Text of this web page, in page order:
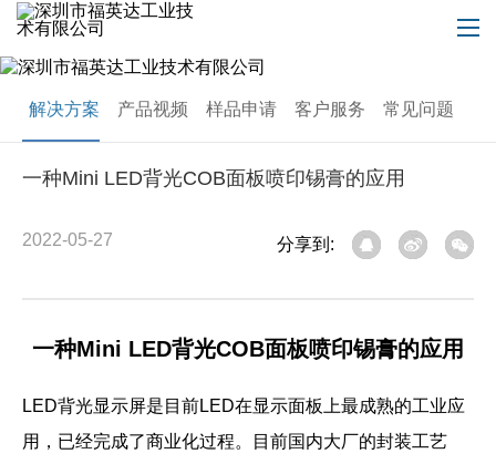
解决方案 产品视频 样品申请 客户服务 常见问题
一种Mini LED背光COB面板喷印锡膏的应用
2022-05-27 分享到:
一种Mini LED背光COB面板喷印锡膏的应用
LED背光显示屏是目前LED在显示面板上最成熟的工业应
用，已经完成了商业化过程。目前国内大厂的封装工艺